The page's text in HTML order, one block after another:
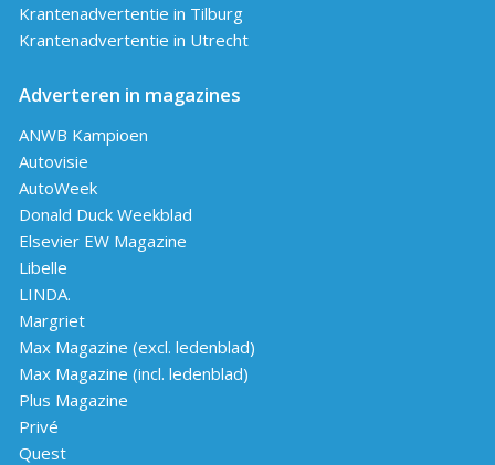
Krantenadvertentie in Tilburg
Krantenadvertentie in Utrecht
Adverteren in magazines
ANWB Kampioen
Autovisie
AutoWeek
Donald Duck Weekblad
Elsevier EW Magazine
Libelle
LINDA.
Margriet
Max Magazine (excl. ledenblad)
Max Magazine (incl. ledenblad)
Plus Magazine
Privé
Quest